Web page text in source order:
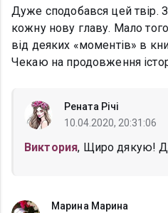
Дуже сподобався цей твір.
кожну нову главу. Мало
від деяких «моментів» в
Чекаю на продовження
Рената Річі
10.04.2020, 20:31:06
Виктория, Щиро дякую!
Марина Марина